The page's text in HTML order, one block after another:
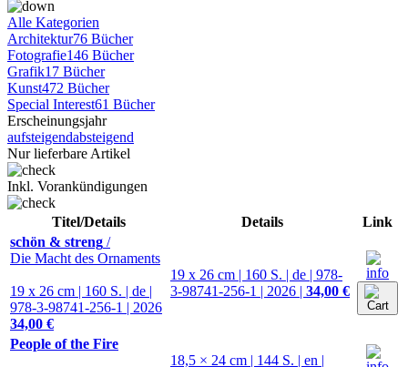
Alle Kategorien
Architektur76 Bücher
Fotografie146 Bücher
Grafik17 Bücher
Kunst472 Bücher
Special Interest61 Bücher
Erscheinungsjahr
aufsteigendabsteigend
Nur lieferbare Artikel
Inkl. Vorankündigungen
Titel/Details Details
Link
schön & streng /
Die Macht des Ornaments
19 x 26 cm | 160 S. | de |
978-3-98741-256-1 | 2026
34,00 €
19 x 26 cm | 160 S. | de | 978-
3-98741-256-1 | 2026 | 34,00 €
People of the Fire
18,5 × 24 cm | 144 S. | en |